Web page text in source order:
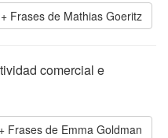
Frases de Mathias Goeritz
comercial e
Frases de Emma Goldman